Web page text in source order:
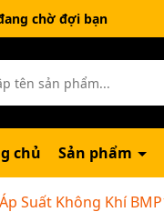
chờ đợi bạn
chủ Sản phẩm
Suất Không Khí